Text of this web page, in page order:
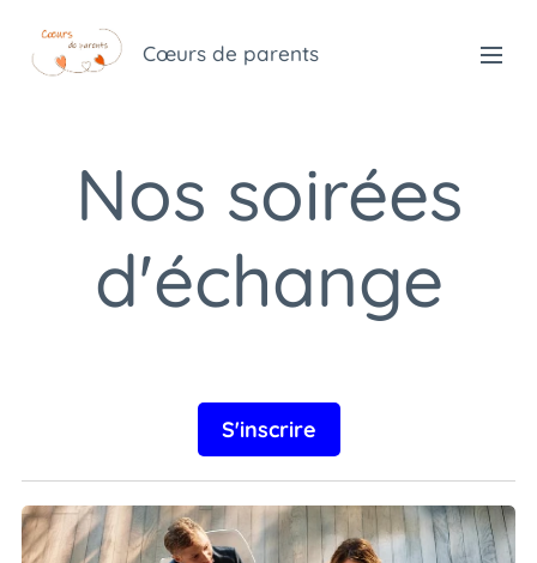
Cœurs de parents
Nos soirées
d'échange
S'inscrire